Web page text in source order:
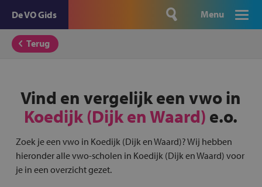
De VO Gids Menu
Terug
Vind en vergelijk een vwo in
Koedijk (Dijk en Waard) e.o.
Zoek je een vwo in Koedijk (Dijk en Waard)? Wij hebben
hieronder alle vwo-scholen in Koedijk (Dijk en Waard) voor
je in een overzicht gezet.